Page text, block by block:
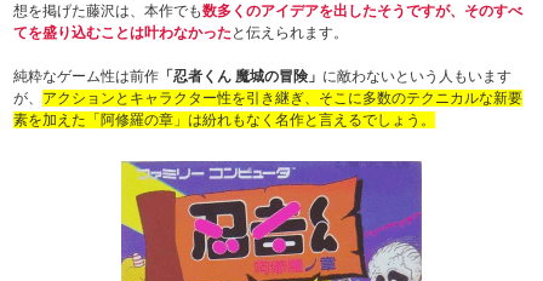
想を掲げた藤沢は、本作でも数多くのアイデアを出したそうですが、そのすべ
てを盛り込むことは叶わなかった と伝えられます。
純粋なゲーム性は前作 「忍者くん 魔城の冒険」 に敵わないという人もいます
が、 アクションとキャラクター性を引き継ぎ、そこに多数のテクニカルな新要
素を加えた「阿修羅の章」は紛れもなく名作と言えるでしょう。